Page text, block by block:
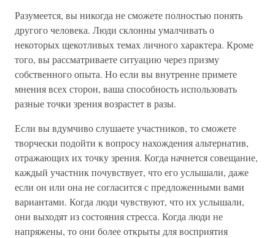
Разумеется, вы никогда не сможете полностью понять
другого человека. Люди склонны умалчивать о
некоторых щекотливых темах личного характера. Кроме
того, вы рассматриваете ситуацию через призму
собственного опыта. Но если вы внутренне примете
мнения всех сторон, ваша способность использовать
разные точки зрения возрастет в разы.
Если вы вдумчиво слушаете участников, то сможете
творчески подойти к вопросу нахождения альтернатив,
отражающих их точку зрения. Когда начнется совещание,
каждый участник почувствует, что его услышали, даже
если он или она не согласится с предложенными вами
вариантами. Когда люди чувствуют, что их услышали,
они выходят из состояния стресса. Когда люди не
напряжены, то они более открыты для восприятия